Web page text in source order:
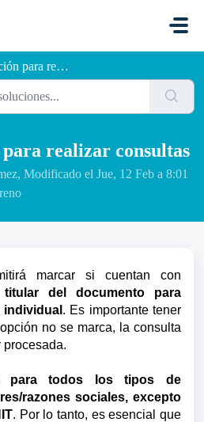
realizar consultas
realizar consultas
Modificado el Jue, 12 Feb a 8:01
marcar si cuentan con
del documento para
. Es importante tener
no se marca, la consulta
para todos los tipos de
razones sociales, excepto
. Por lo tanto, es esencial que